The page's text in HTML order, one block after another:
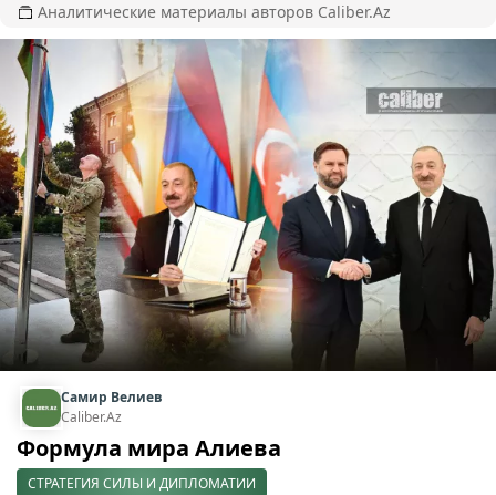
Аналитические материалы авторов Caliber.Az
Самир Велиев
Caliber.Az
Формула мира Алиева
СТРАТЕГИЯ СИЛЫ И ДИПЛОМАТИИ